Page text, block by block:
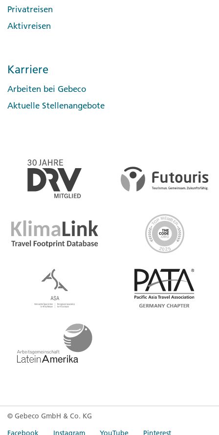
Privatreisen
Aktivreisen
Karriere
Arbeiten bei Gebeco
Aktuelle Stellenangebote
© Gebeco GmbH & Co. KG
Facebook
Instagram YouTube Pinterest